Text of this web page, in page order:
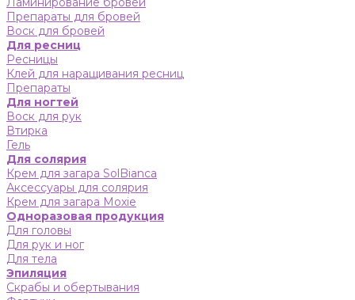
Препараты для бровей
Воск для бровей
Для ресниц
Ресницы
Клей для наращивания ресниц
Препараты
Для ногтей
Воск для рук
Втирка
Гель
Для солярия
Крем для загара SolBianca
Аксессуары для солярия
Крем для загара Moxie
Одноразовая продукция
Для головы
Для рук и ног
Для тела
Эпиляция
Скрабы и обертывания